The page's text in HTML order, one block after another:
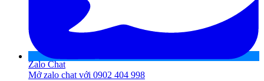
Zalo Chat
Mở zalo chat với 0902 404 998